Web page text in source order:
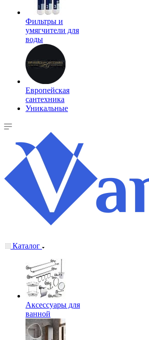
Фильтры и
умягчители для
воды
Европейская
сантехника
Уникальные
Каталог
Аксессуары для
ванной